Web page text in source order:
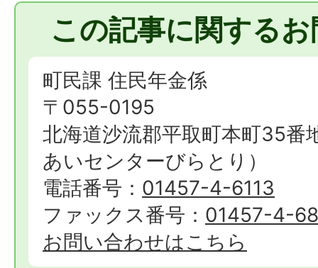
この記事に関する
町民課 住民年金係
〒055-0195
北海道沙流郡平取町本町35番
あいセンターびらとり）
電話番号： 01457-4-6113
ファックス番号： 01457-4-
お問い合わせはこちら